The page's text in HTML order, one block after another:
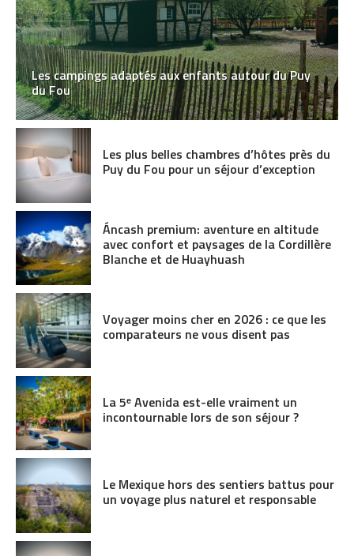
Les campings adaptés aux enfants autour du Puy
du Fou
Les plus belles chambres d’hôtes près du
Puy du Fou pour un séjour d’exception
Áncash premium: aventure en altitude
avec confort et paysages de la Cordillère
Blanche et de Huayhuash
Voyager moins cher en 2026 : ce que les
comparateurs ne vous disent pas
La 5ᵉ Avenida est-elle vraiment un
incontournable lors de son séjour ?
Le Mexique hors des sentiers battus pour
un voyage plus naturel et responsable